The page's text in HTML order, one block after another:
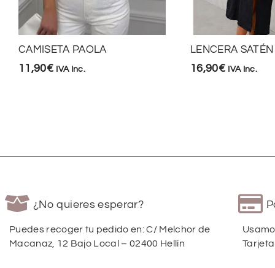
CAMISETA PAOLA
11,90€ IVA Inc.
LENCERA
16,90€ IVA Inc.
¿No quieres esperar?
Puedes recoger tu pedido en: C/ Melchor de
Macanaz, 12 Bajo Local – 02400 Hellín